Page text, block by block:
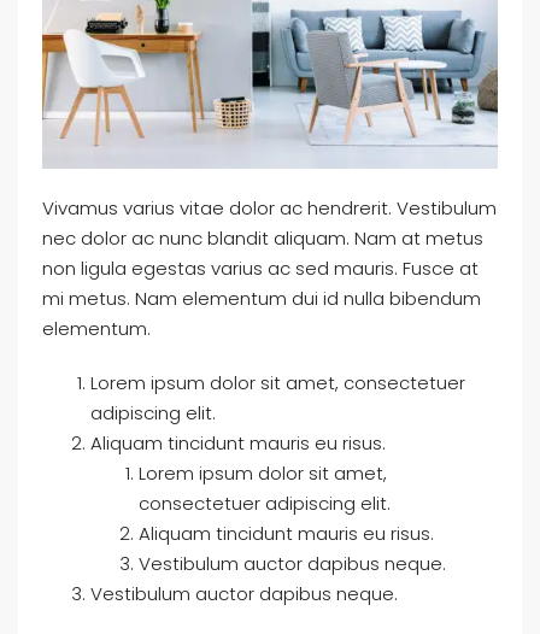
Vivamus varius vitae dolor ac hendrerit. Vestibulum
nec dolor ac nunc blandit aliquam. Nam at metus
non ligula egestas varius ac sed mauris. Fusce at
mi metus. Nam elementum dui id nulla bibendum
elementum.
Lorem ipsum dolor sit amet, consectetuer
adipiscing elit.
Aliquam tincidunt mauris eu risus.
Lorem ipsum dolor sit amet,
consectetuer adipiscing elit.
Aliquam tincidunt mauris eu risus.
Vestibulum auctor dapibus neque.
Vestibulum auctor dapibus neque.